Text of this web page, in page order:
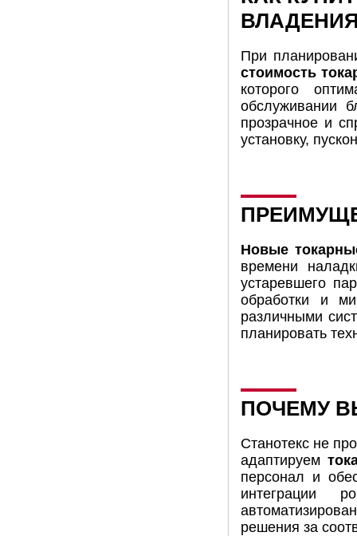
При
стоимость
которого
обслуживании
прозрачное и
установку,
Новые
времени
устаревшего
обработки и
различными
планировать
ПОЧЕМУ
Станотекс не
адаптируем
персонал и
интеграции
решения за